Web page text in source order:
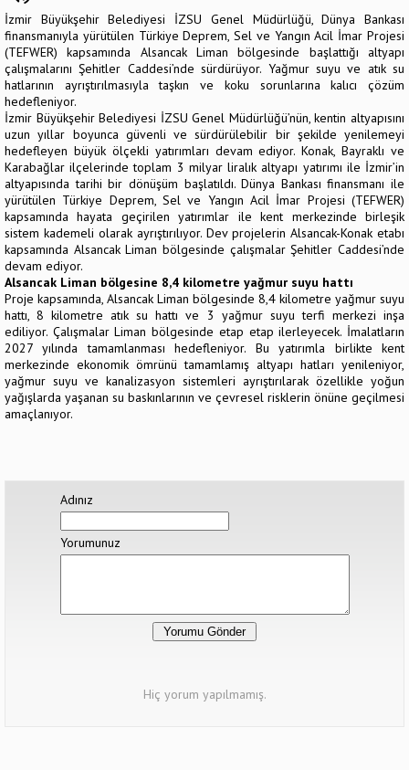
İzmir Büyükşehir Belediyesi İZSU Genel Müdürlüğü, Dünya Bankası
finansmanıyla yürütülen Türkiye Deprem, Sel ve Yangın Acil İmar Projesi
(TEFWER) kapsamında Alsancak Liman bölgesinde başlattığı altyapı
çalışmalarını Şehitler Caddesi’nde sürdürüyor. Yağmur suyu ve atık su
hatlarının ayrıştırılmasıyla taşkın ve koku sorunlarına kalıcı çözüm
hedefleniyor.
İzmir Büyükşehir Belediyesi İZSU Genel Müdürlüğü’nün, kentin altyapısını
uzun yıllar boyunca güvenli ve sürdürülebilir bir şekilde yenilemeyi
hedefleyen büyük ölçekli yatırımları devam ediyor. Konak, Bayraklı ve
Karabağlar ilçelerinde toplam 3 milyar liralık altyapı yatırımı ile İzmir’in
altyapısında tarihi bir dönüşüm başlatıldı. Dünya Bankası finansmanı ile
yürütülen Türkiye Deprem, Sel ve Yangın Acil İmar Projesi (TEFWER)
kapsamında hayata geçirilen yatırımlar ile kent merkezinde birleşik
sistem kademeli olarak ayrıştırılıyor. Dev projelerin Alsancak-Konak etabı
kapsamında Alsancak Liman bölgesinde çalışmalar Şehitler Caddesi’nde
devam ediyor.
Alsancak Liman bölgesine 8,4 kilometre yağmur suyu hattı
Proje kapsamında, Alsancak Liman bölgesinde 8,4 kilometre yağmur suyu
hattı, 8 kilometre atık su hattı ve 3 yağmur suyu terfi merkezi inşa
ediliyor. Çalışmalar Liman bölgesinde etap etap ilerleyecek. İmalatların
2027 yılında tamamlanması hedefleniyor. Bu yatırımla birlikte kent
merkezinde ekonomik ömrünü tamamlamış altyapı hatları yenileniyor,
yağmur suyu ve kanalizasyon sistemleri ayrıştırılarak özellikle yoğun
yağışlarda yaşanan su baskınlarının ve çevresel risklerin önüne geçilmesi
amaçlanıyor.
Adınız
Yorumunuz
Hiç yorum yapılmamış.